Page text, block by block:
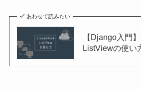
あわせて読みたい
【Django入門
ListViewの使い